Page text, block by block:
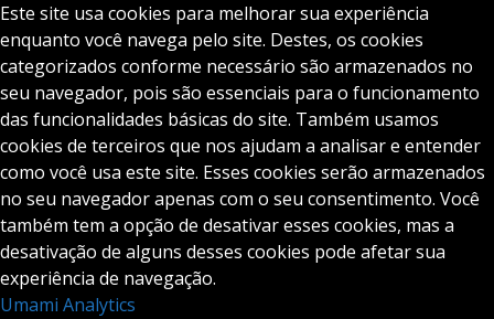
Este site usa cookies para melhorar sua experiência
enquanto você navega pelo site. Destes, os cookies
categorizados conforme necessário são armazenados no
seu navegador, pois são essenciais para o funcionamento
das funcionalidades básicas do site. Também usamos
cookies de terceiros que nos ajudam a analisar e entender
como você usa este site. Esses cookies serão armazenados
no seu navegador apenas com o seu consentimento. Você
também tem a opção de desativar esses cookies, mas a
desativação de alguns desses cookies pode afetar sua
experiência de navegação.
Umami Analytics